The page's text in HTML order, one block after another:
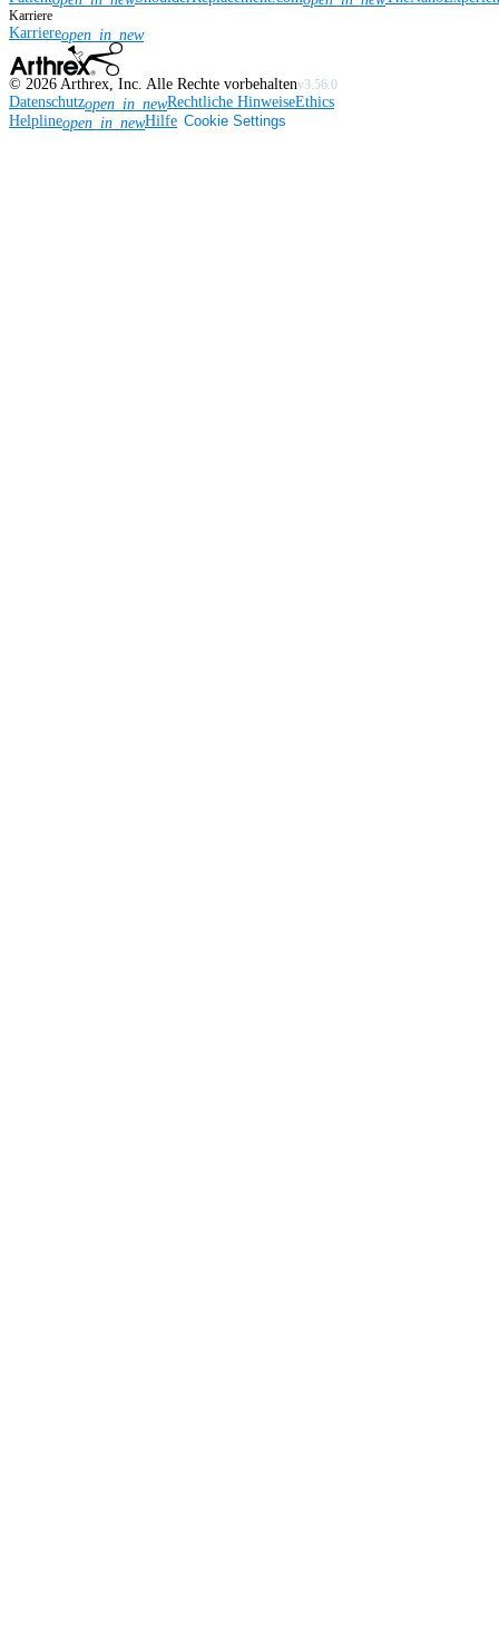
Karriere
Karriereopen_in_new
© 2026 Arthrex, Inc. Alle Rechte vorbehaltenv3.56.0
Datenschutzopen_in_newRechtliche HinweiseEthics
Helplineopen_in_newHilfe Cookie Settings